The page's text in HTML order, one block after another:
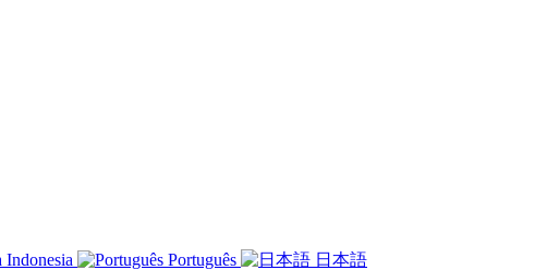
Indonesia Português 日本語